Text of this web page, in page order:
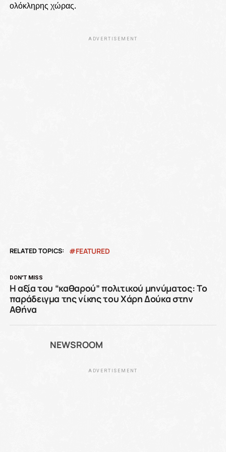
ολόκληρης χώρας.
ADVERTISEMENT
RELATED TOPICS: FEATURED
DON'T MISS
Η αξία του “καθαρού” πολιτικού μηνύματος: Το
παράδειγμα της νίκης του Χάρη Δούκα στην
Αθήνα
NEWSROOM
ADVERTISEMENT